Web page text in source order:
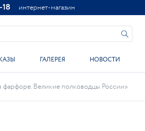
интернет-магазин
ГАЛЕРЕЯ НОВОСТИ
фарфоре. Великие полководцы России»